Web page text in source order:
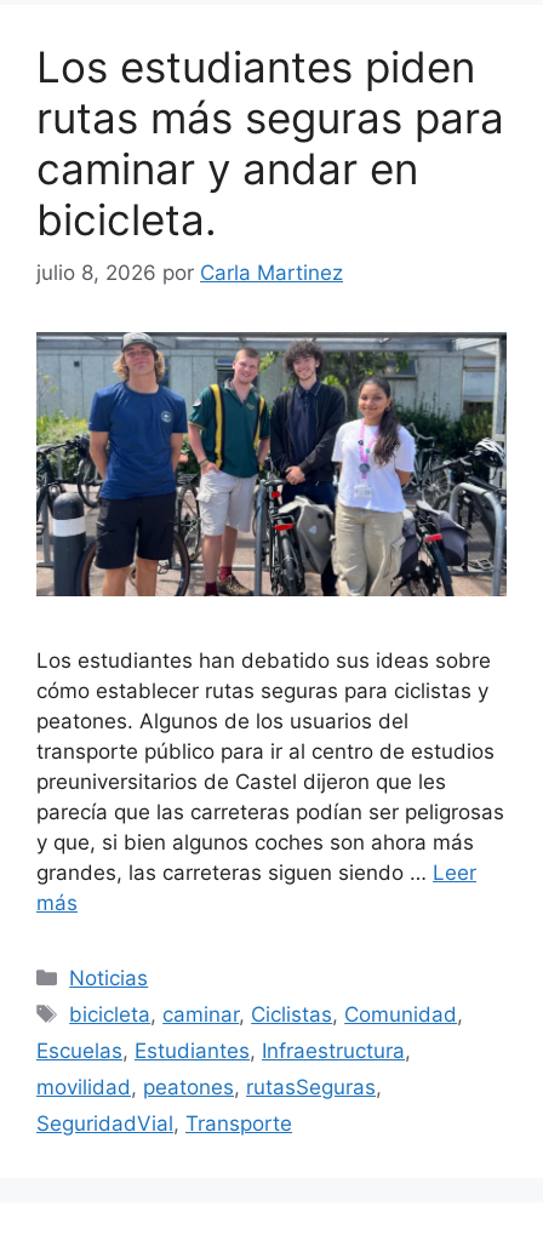
Los estudiantes piden
rutas más seguras para
caminar y andar en
bicicleta.
julio 8, 2026 por Carla Martinez
Los estudiantes han debatido sus ideas sobre
cómo establecer rutas seguras para ciclistas y
peatones. Algunos de los usuarios del
transporte público para ir al centro de estudios
preuniversitarios de Castel dijeron que les
parecía que las carreteras podían ser peligrosas
y que, si bien algunos coches son ahora más
grandes, las carreteras siguen siendo … Leer
más
Categorías
Noticias
Etiquetas
bicicleta, caminar, Ciclistas, Comunidad ,
Escuelas, Estudiantes, Infraestructura,
movilidad , peatones, rutasSeguras,
SeguridadVial, Transporte